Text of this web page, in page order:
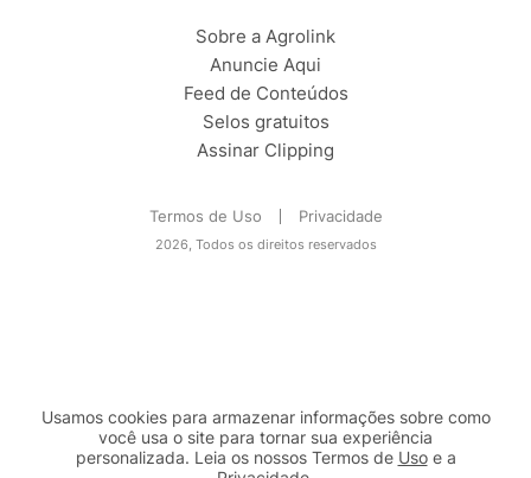
Sobre a Agrolink
Anuncie Aqui
Feed de Conteúdos
Selos gratuitos
Assinar Clipping
Termos de Uso Privacidade
2026, Todos os direitos reservados
Usamos cookies para armazenar informações sobre como
você usa o site para tornar sua experiência
personalizada. Leia os nossos Termos de Usoe a